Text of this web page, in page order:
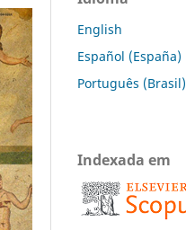
English
Español (España)
Português (Brasil)
Indexada em